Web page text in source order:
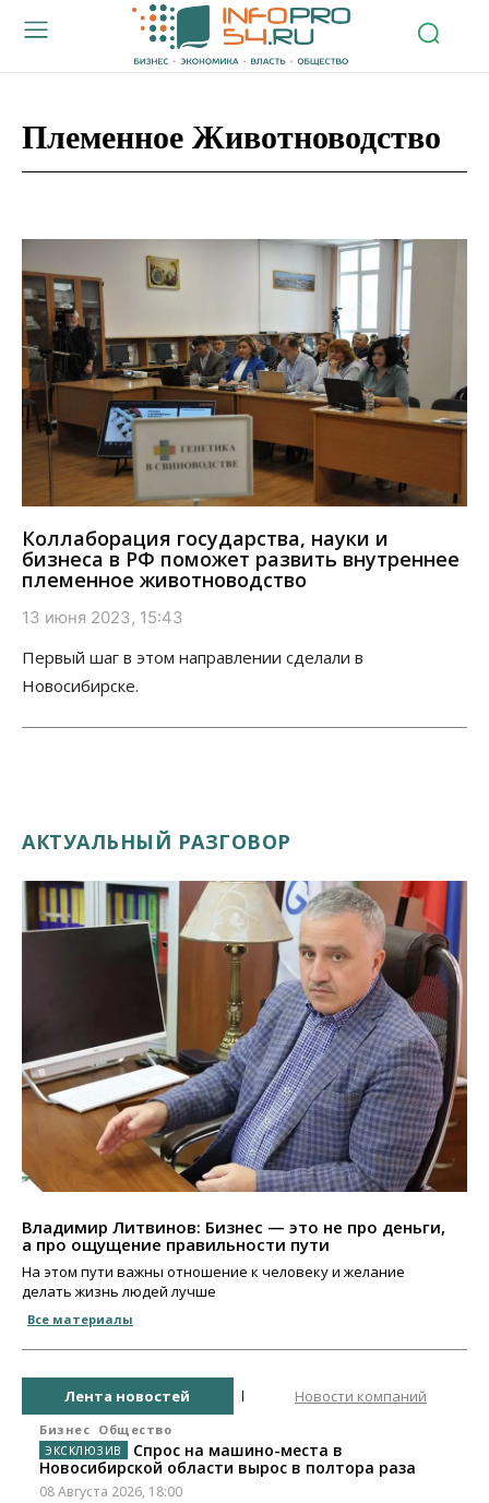
Племенное Животноводство
Коллаборация государства, науки и
бизнеса в РФ поможет развить внутреннее
племенное животноводство
13 июня 2023, 15:43
Первый шаг в этом направлении сделали в
Новосибирске.
АКТУАЛЬНЫЙ РАЗГОВОР
Владимир Литвинов: Бизнес — это не про деньги,
а про ощущение правильности пути
На этом пути важны отношение к человеку и желание
делать жизнь людей лучше
Все материалы
Лента новостей Новости компаний
Бизнес Общество
Спрос на машино-места в
Новосибирской области вырос в полтора раза
08 Августа 2026, 18:00